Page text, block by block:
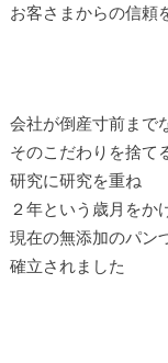
お客さまからの信頼
会社が倒産寸前まで
そのこだわりを捨て
研究に研究を重ね
２年という歳月をか
現在の無添加のパン
確立されました